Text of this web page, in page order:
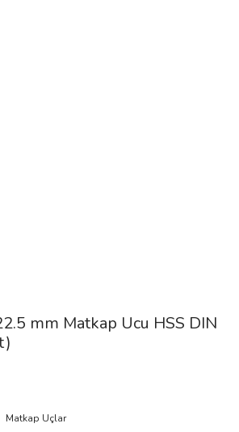
mm Matkap Ucu HSS DIN
Matkap Uçlar